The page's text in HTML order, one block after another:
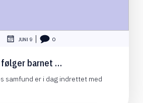
JUNI 9 0
følger barnet …
samfund er i dag indrettet med